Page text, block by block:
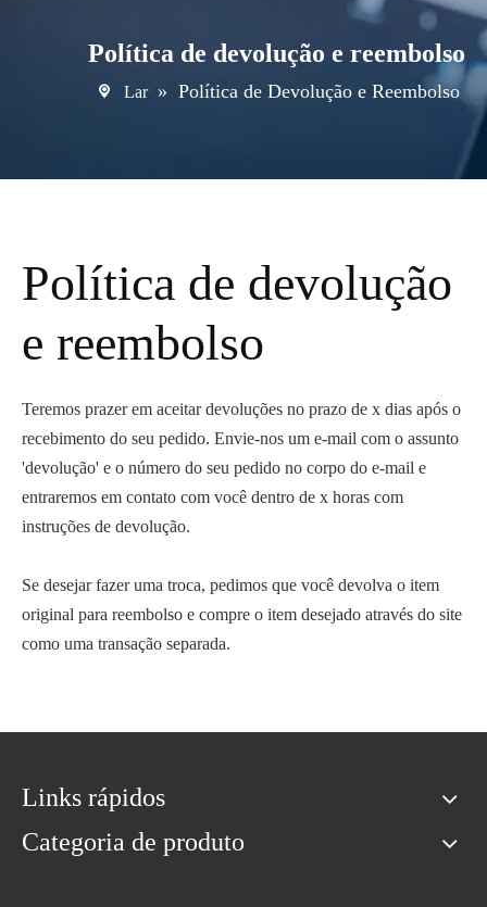
Política de devolução e reembolso
Lar » Política de Devolução e Reembolso
Política de devolução
e reembolso
Teremos prazer em aceitar devoluções no prazo de x dias após o
recebimento do seu pedido. Envie-nos um e-mail com o assunto
'devolução' e o número do seu pedido no corpo do e-mail e
entraremos em contato com você dentro de x horas com
instruções de devolução.
Se desejar fazer uma troca, pedimos que você devolva o item
original para reembolso e compre o item desejado através do site
como uma transação separada.
Links rápidos
Categoria de produto